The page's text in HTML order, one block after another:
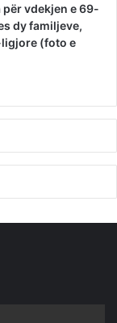
për vdekjen e 69-
dy familjeve,
(foto e